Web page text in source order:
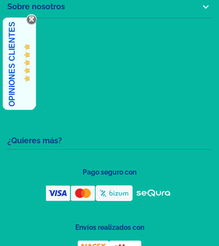
¿Quieres más?
Sobre nosotros 
OPINIONES CLIENTES
Pago seguro con
Envíos realizados con